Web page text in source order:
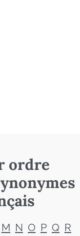
ordre
M N O P Q R